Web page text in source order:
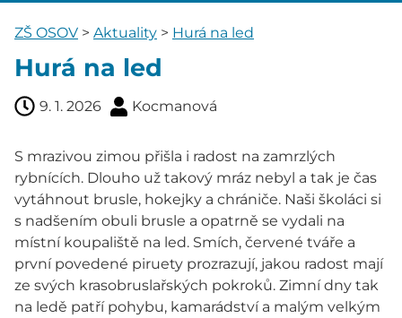
ZŠ OSOV > Aktuality > Hurá na led
Hurá na led
9. 1. 2026 Kocmanová
S mrazivou zimou přišla i radost na zamrzlých
rybnících. Dlouho už takový mráz nebyl a tak je čas
vytáhnout brusle, hokejky a chrániče. Naši školáci si
s nadšením obuli brusle a opatrně se vydali na
místní koupaliště na led. Smích, červené tváře a
první povedené piruety prozrazují, jakou radost mají
ze svých krasobruslařských pokroků. Zimní dny tak
na ledě patří pohybu, kamarádství a malým velkým